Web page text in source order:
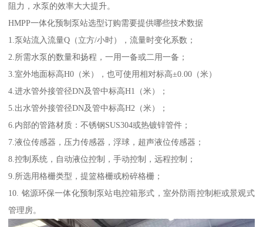
阻力，水泵的效率大大提升。
HMPP一体化预制泵站选型订购需要提供哪些技术数据
1.泵站流入流量Q（立方/小时），流量时变化系数；
2.所需水泵的数量和扬程，一用一备或二用一备；
3.室外地面标高H0（米），也可使用相对标高±0.00（米）
4.进水管外接管径DN及管中标高H1（米）；
5.出水管外接管径DN及管中标高H2（米）；
6.内部的管路材质：不锈钢SUS304或热镀锌管件；
7.液位传感器，压力传感器，浮球，超声液位传感器；
8.控制系统，自动液位控制，手动控制，远程控制；
9.所选用格栅类型，提篮格栅或粉碎格栅；
10. 铭源环保一体化预制泵站电控箱形式，室外防雨控制柜或景观式
管理房。